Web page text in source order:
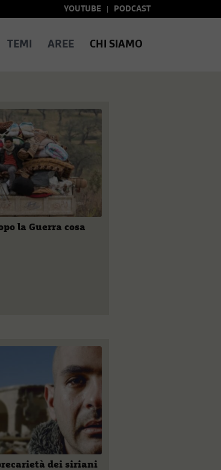
YOUTUBE PODCAST
TEMI AREE CHI SIAMO
la Guerra cosa
dei siriani